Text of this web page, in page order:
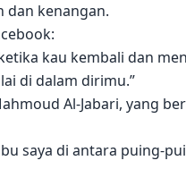
dan kenangan.
kau kembali dan
di dalam dirimu.”
Al-Jabari, yang
saya di antara puing-